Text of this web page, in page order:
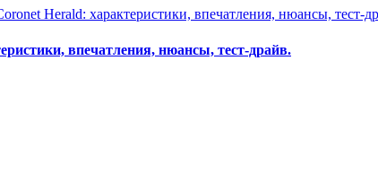
впечатления, нюансы, тест-драйв.